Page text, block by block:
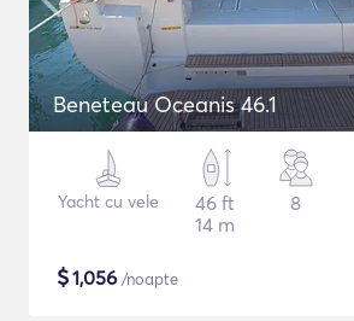
Beneteau Oceanis 46.1
Yacht cu vele
46 ft
14 m
8
$1,056 /noapte